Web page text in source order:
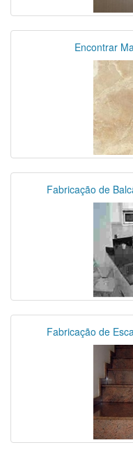
Encontrar
Fabricação de
Fabricação de